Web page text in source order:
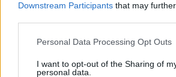
Downstream Participants that may
Please note that this website/app uses
not limited to your visit or usage
Personal Data Processing Opt Outs
I want to opt-out of the Sharing of
personal data.